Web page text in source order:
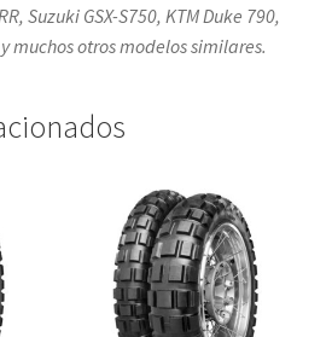
Suzuki GSX-S750, KTM Duke 790,
muchos otros modelos similares.